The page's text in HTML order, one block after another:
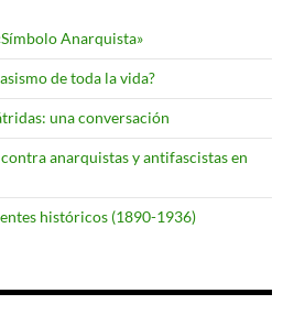
Anarquista»
de toda la vida?
una conversación
anarquistas y antifascistas en
históricos (1890-1936)